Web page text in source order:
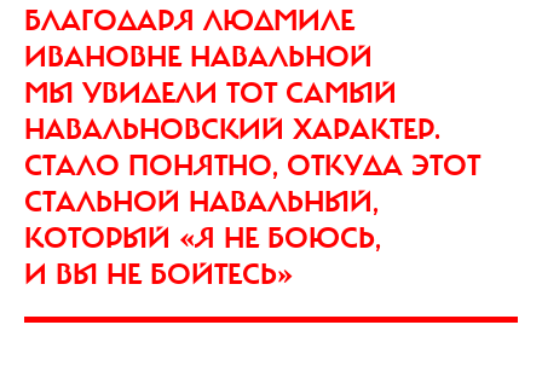
БЛАГОДАРЯ ЛЮДМИЛЕ
ИВАНОВНЕ НАВАЛЬНОЙ
МЫ УВИДЕЛИ ТОТ САМЫЙ
НАВАЛЬНОВСКИЙ ХАРАКТЕР.
СТАЛО ПОНЯТНО, ОТКУДА ЭТОТ
СТАЛЬНОЙ НАВАЛЬНЫЙ,
КОТОРЫЙ «Я НЕ БОЮСЬ,
И ВЫ НЕ БОЙТЕСЬ»